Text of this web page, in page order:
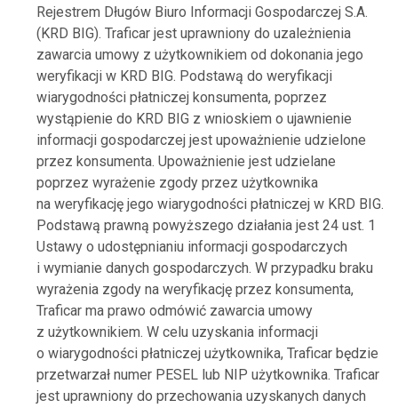
Rejestrem Długów Biuro Informacji Gospodarczej S.A.
(KRD BIG). Traficar jest uprawniony do uzależnienia
zawarcia umowy z użytkownikiem od dokonania jego
weryfikacji w KRD BIG. Podstawą do weryfikacji
wiarygodności płatniczej konsumenta, poprzez
wystąpienie do KRD BIG z wnioskiem o ujawnienie
informacji gospodarczej jest upoważnienie udzielone
przez konsumenta. Upoważnienie jest udzielane
poprzez wyrażenie zgody przez użytkownika
na weryfikację jego wiarygodności płatniczej w KRD BIG.
Podstawą prawną powyższego działania jest 24 ust. 1
Ustawy o udostępnianiu informacji gospodarczych
i wymianie danych gospodarczych. W przypadku braku
wyrażenia zgody na weryfikację przez konsumenta,
Traficar ma prawo odmówić zawarcia umowy
z użytkownikiem. W celu uzyskania informacji
o wiarygodności płatniczej użytkownika, Traficar będzie
przetwarzał numer PESEL lub NIP użytkownika. Traficar
jest uprawniony do przechowania uzyskanych danych